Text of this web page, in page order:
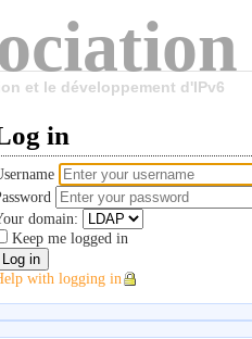
et le développement d'IPv6
in
domain:
Keep me logged in
with logging in